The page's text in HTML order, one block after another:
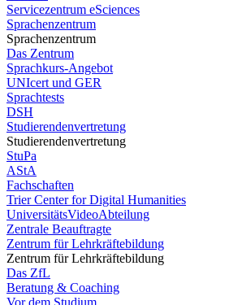
Servicezentrum eSciences
Sprachenzentrum
Sprachenzentrum
Das Zentrum
Sprachkurs-Angebot
UNIcert und GER
Sprachtests
DSH
Studierendenvertretung
Studierendenvertretung
StuPa
AStA
Fachschaften
Trier Center for Digital Humanities
UniversitätsVideoAbteilung
Zentrale Beauftragte
Zentrum für Lehrkräftebildung
Zentrum für Lehrkräftebildung
Das ZfL
Beratung & Coaching
Vor dem Studium